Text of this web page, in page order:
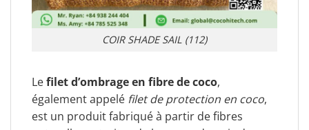
COIR SHADE SAIL (112)
Lefilet d’ombrage en fibre de coco,
également appelé filet de protection en coco,
est un produit fabriqué à partir de fibres